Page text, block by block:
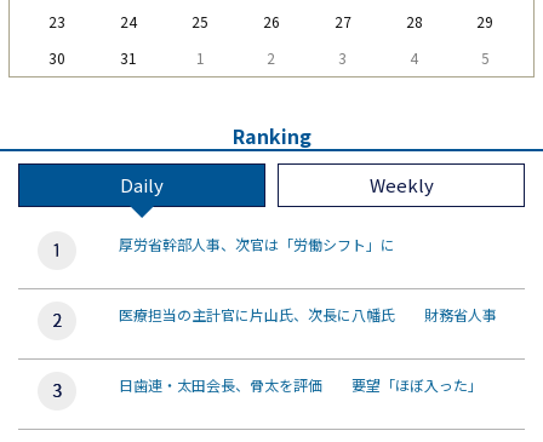
23
24 25 26 27 28
29
30
31 1 2 3 4 5
Ranking
Daily Weekly
厚労省幹部人事、次官は「労働シフト」に
医療担当の主計官に片山氏、次長に八幡氏 財務省人事
日歯連・太田会長、骨太を評価 要望「ほぼ入った」